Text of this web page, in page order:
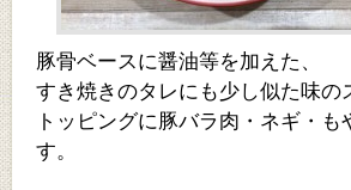
豚骨ベースに醤油等を加えた、
すき焼きのタレにも少し似た味の
トッピングに豚バラ肉・ネギ・
す。